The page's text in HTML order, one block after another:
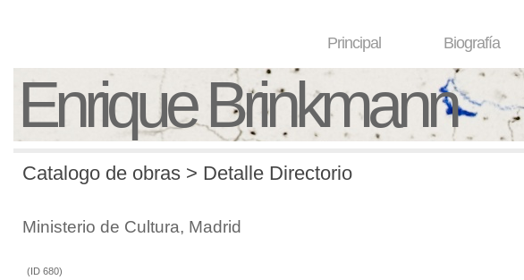
Principal Biografía
Enrique Brinkmann
Catalogo de obras > Detalle Directorio
Ministerio de Cultura, Madrid
(ID 680)